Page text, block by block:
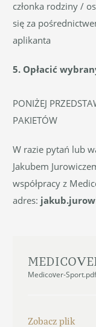
członka rodziny /
się za
aplikanta
5. Opłacić
PONIŻEJ
PAKIETÓW
W razie pytań lub
Jakubem
współpracy z
adres:
Medicover-Sport.pdf
Zobacz plik